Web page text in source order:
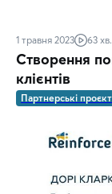
1 травня 2023 63 хв.
Створення
клієнтів
Партнерські